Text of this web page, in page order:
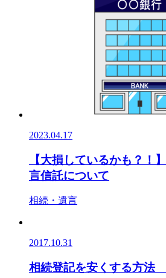
2023.04.17
【大損しているかも？！
言信託について
相続・遺言
2017.10.31
相続登記を安くする方